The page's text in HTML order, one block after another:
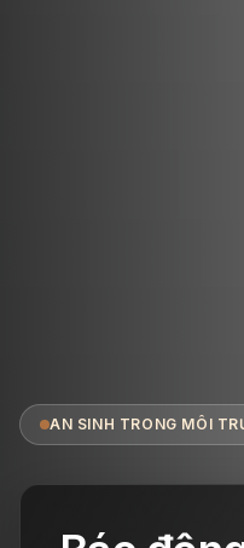
AN SINH TRONG MÔI